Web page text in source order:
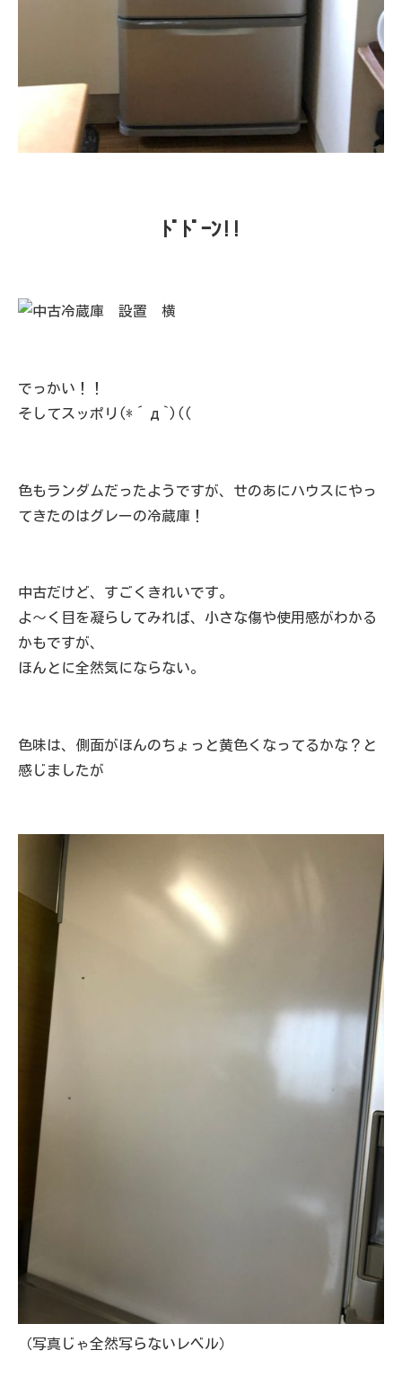
ﾄﾞﾄﾞｰﾝ!!
でっかい！！
そしてスッポリ(*´д`)((
色もランダムだったようですが、せのあにハウスにやっ
てきたのはグレーの冷蔵庫！
中古だけど、すごくきれいです。
よ～く目を凝らしてみれば、小さな傷や使用感がわかる
かもですが、
ほんとに全然気にならない。
色味は、側面がほんのちょっと黄色くなってるかな？と
感じましたが
（写真じゃ全然写らないレベル）